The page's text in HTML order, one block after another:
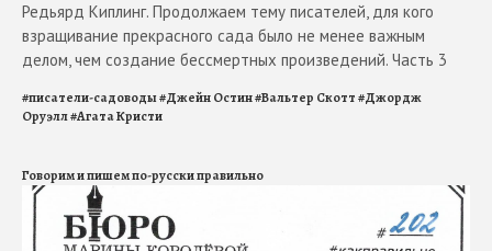
Редьярд Киплинг. Продолжаем тему писателей, для кого
взращивание прекрасного сада было не менее важным
делом, чем создание бессмертных произведений. Часть 3
#писатели-садоводы#Джейн Остин#Вальтер Скотт#Джордж
Оруэлл#Агата Кристи
Говорим и пишем по-русски правильно